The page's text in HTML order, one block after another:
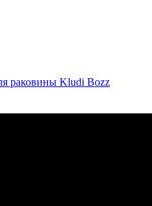
раковины Kludi Bozz